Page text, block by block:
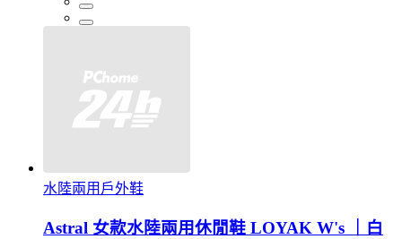
水陸兩用戶外鞋
Astral 女款水陸兩用休閒鞋 LOYAK W's ｜白